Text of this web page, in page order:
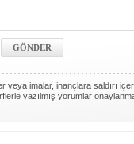
imalar, inançlara saldırı
yazılmış yorumlar